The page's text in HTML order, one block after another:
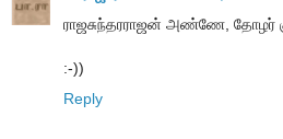
ராஜசுந்தரராஜன் அண்ணே, தோழர்
:-))
Reply